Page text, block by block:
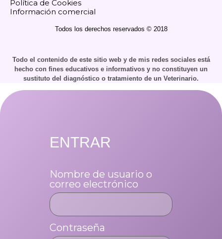
Política de Cookies
Información comercial
Todos los derechos reservados © 2018
Todo el contenido de este sitio web y de mis redes sociales está
hecho con fines educativos e informativos y no constituyen un
sustituto del diagnóstico o tratamiento de un Veterinario.
ENTRAR
Nombre de usuario o
correo electrónico
Contraseña